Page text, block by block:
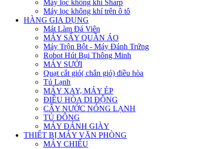
Máy lọc không khí Sharp
Máy lọc không khí trên ô tô
HÀNG GIA DỤNG
Mát Làm Đá Viên
MÁY SẤY QUẦN ÁO
Máy Trộn Bột - Máy Đánh Trứng
Robot Hút Bụi Thông Minh
MÁY SƯỞI
Quạt cắt gió( chắn gió) điều hòa
Tủ Lạnh
MÁY XAY, MÁY ÉP
ĐIỀU HÒA DI ĐỘNG
CÂY NƯỚC NÓNG LẠNH
TỦ ĐÔNG
MÁY ĐÁNH GIÀY
THIẾT BỊ MÁY VĂN PHÒNG
MÁY CHIẾU